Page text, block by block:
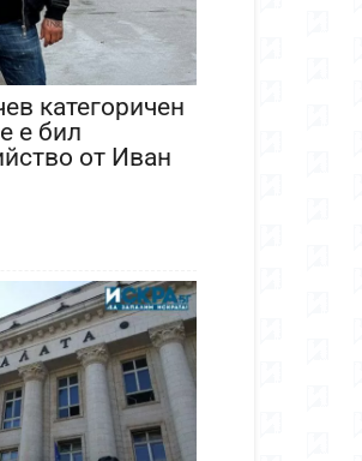
категоричен
е бил
от Иван